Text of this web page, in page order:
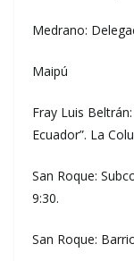
Medrano:
Maipú
Fray Luis
Ecuador”. La
San Roque:
9:30.
San Roque: